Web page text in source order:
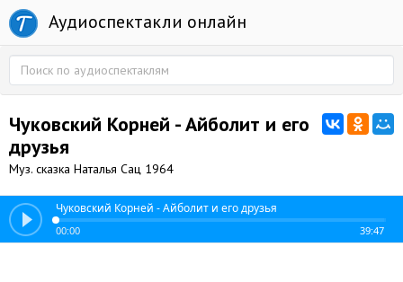
Аудиоспектакли онлайн
Чуковский Корней - Айболит и его
друзья
Муз. сказка Наталья Сац 1964
Чуковский Корней - Айболит и его друзья
00:00 39:47